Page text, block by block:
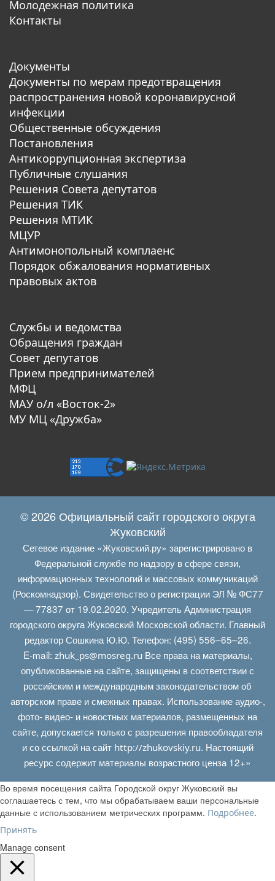
Молодежная политика
Контакты
Документы
Документы по мерам предотвращения
распространения новой коронавирусной
инфекции
Общественные обсуждения
Постановления
Антикоррупционная экспертиза
Публичные слушания
Решения Совета депутатов
Решения ТИК
Решения МТИК
МЦУР
Антимонопольный комплаенс
Порядок обжалования нормативных
правовых актов
Службы и ведомства
Обращения граждан
Совет депутатов
Прием предпринимателей
МФЦ
МАУ о/л «Восток-2»
МУ МЦ «Дружба»
© 2026 Официальный сайт городского округа
Жуковский
Сетевое издание «Жуковский.ру» зарегистрировано в
Федеральной службе по надзору в сфере связи,
информационных технологий и массовых коммуникаций
(Роскомнадзор). Свидетельство о регистрации ЭЛ № ФС77
— 77837 от 19.02.2020. Учредитель Администрация
городского округа Жуковский Московской области. Главный
редактор Сошкина Ю.Ю. Телефон: (495) 556–65–26.
E‑mail: zhuk_ps@mosreg.ruВсе права на материалы,
опубликованные на сайте, защищены в соответствии с
российским и международным законодательством об
авторском праве и смежных правах. Использование аудио-,
фото- видео- и новостных материалов, размещенных на
сайте, допускается только с разрешения правообладателя
и со ссылкой на сайт http://zhukovskiy.ru. Настоящий
ресурс содержит материалы возрастного ценза 12+»
Во время посещения сайта Городской округ Жуковский вы
соглашаетесь с тем, что мы обрабатываем ваши персональные
данные с использованием метрических программ. Подробнее.
Принять
Manage consent